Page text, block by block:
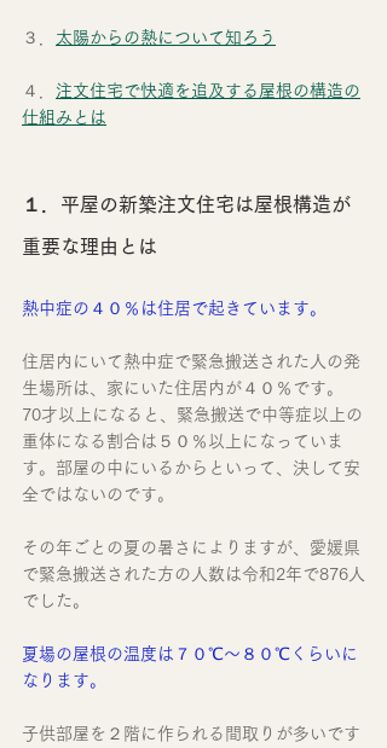
３． 太陽からの熱について知ろう
４． 注文住宅で快適を追及する屋根の構造の
仕組みとは
１．平屋の新築注文住宅は屋根構造が
重要な理由とは
熱中症の４０％は住居で起きています。
住居内にいて熱中症で緊急搬送された人の発
生場所は、家にいた住居内が４０％です。
70才以上になると、緊急搬送で中等症以上の
重体になる割合は５０％以上になっていま
す。部屋の中にいるからといって、決して安
全ではないのです。
その年ごとの夏の暑さによりますが、愛媛県
で緊急搬送された方の人数は令和2年で876人
でした。
夏場の屋根の温度は７０℃～８０℃くらいに
なります。
子供部屋を２階に作られる間取りが多いです